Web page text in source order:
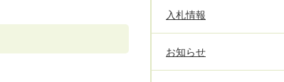
入札情報
お知らせ